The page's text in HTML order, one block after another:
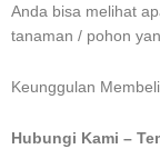
Anda bisa melihat
tanaman / pohon
Keunggulan
Hubungi Kami –